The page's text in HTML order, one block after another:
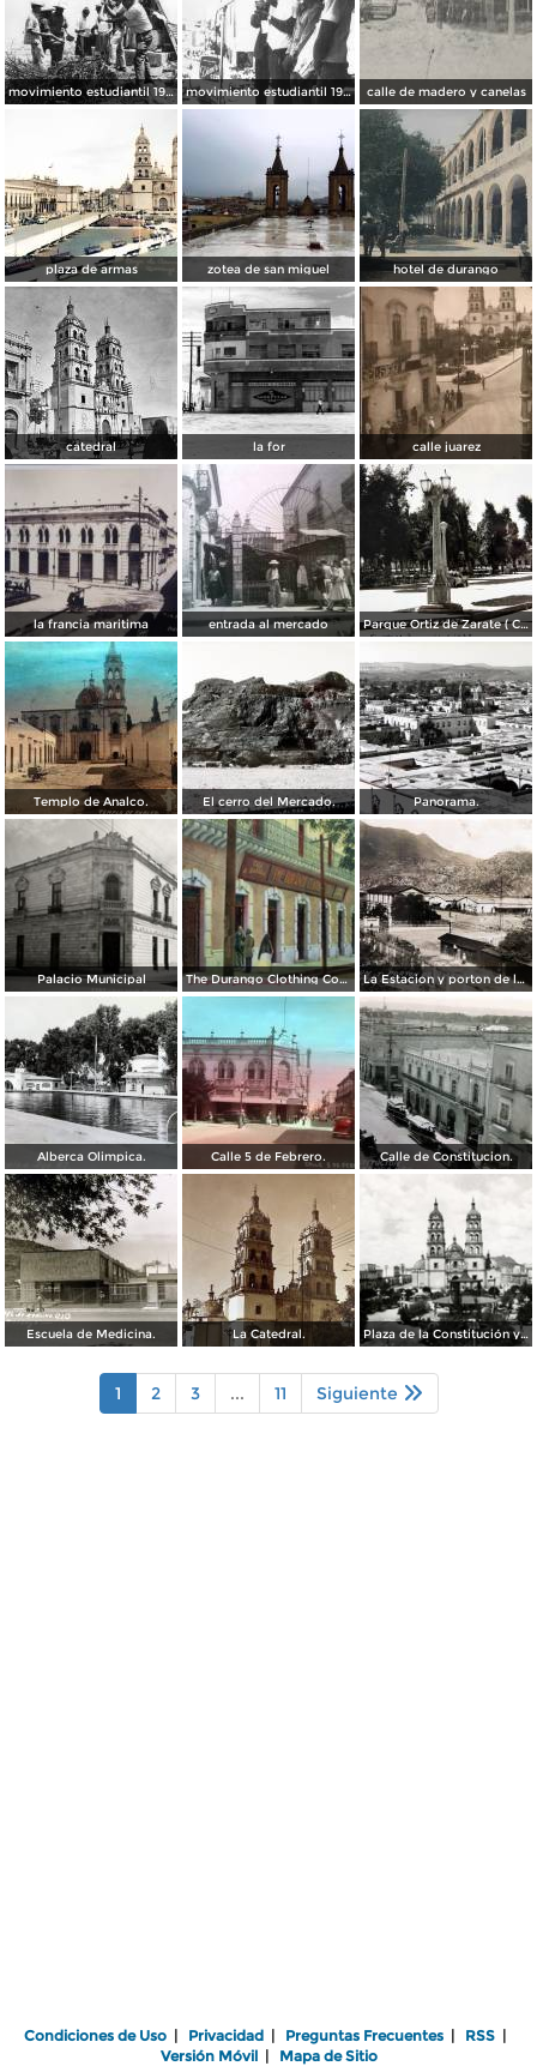
movimiento estudiantil 1966 movimiento estudiantil 1966 calle de madero y canelas
plaza de armas zotea de san miguel hotel de durango
catedral la for calle juarez
la francia maritima entrada al mercado Parque Ortiz de Zarate ( Circulada el 21 de Marzo de 1937 ).
Templo de Analco. El cerro del Mercado. Panorama.
Palacio Municipal The Durango Clothing Company La Estacion y porton de la fabrica Dinamita.
Alberca Olimpica. Calle 5 de Febrero. Calle de Constitucion.
Escuela de Medicina. La Catedral. Plaza de la Constitución y Catedral de Durango
1 2 3 ... 11 Siguiente
Condiciones de Uso | Privacidad | Preguntas Frecuentes | RSS |
Versión Móvil| Mapa de Sitio